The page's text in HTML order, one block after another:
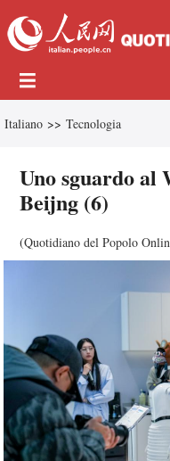
Italiano >> Tecnologia
Uno sguardo al
Beijng (6)
(Quotidiano del Popolo